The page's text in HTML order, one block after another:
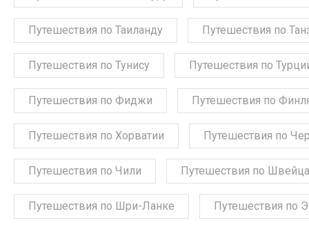
Путешествия по Таиланду Путешествия по
Путешествия по Тунису Путешествия по
Путешествия по Фиджи Путешествия по
Путешествия по Хорватии Путешествия по
Путешествия по Чили Путешествия по
Путешествия по Шри-Ланке Путешествия по